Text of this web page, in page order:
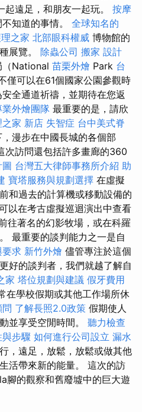
起遠足，和朋友一起玩。 按摩
知道的事情。 全球知名的
之家 北部眼科權威 博物館的
展覽。 除蟲公司 搬家 設計
（National 苗栗外燴 Park 台
僅可以在61個國家公園參觀時
全通道祈禱，並期待在您返
業外燴團隊 最重要的是，請欣
之家 新店 失智症 台中美式脊
漫步在中國長城的各個部
次訪問還包括許多畫廊的360
台灣五大律師事務所介紹 助
寶塔服務與規劃選擇 在虛擬
和過去的計算機或移動設備的
以在考古虛擬巡迴演出中查看
往著名的幻影牧場，或在科羅
最重要的談判能力之一是自
要求 新竹外燴 儘管專注於這個
好的談判者，我們就越了解自
家 塔位規劃與建議 假牙費用
在學校假期或其他工作場所休
了解長照2.0政策 假期使人
並享受空閒時間。 聽力檢查
步驟 如何進行公司設立 漏水
，遠足，放鬆，放鬆或做其他
活帶來新的能量。 這次的訪
腳的觀察和舊廢墟中的巨大遊